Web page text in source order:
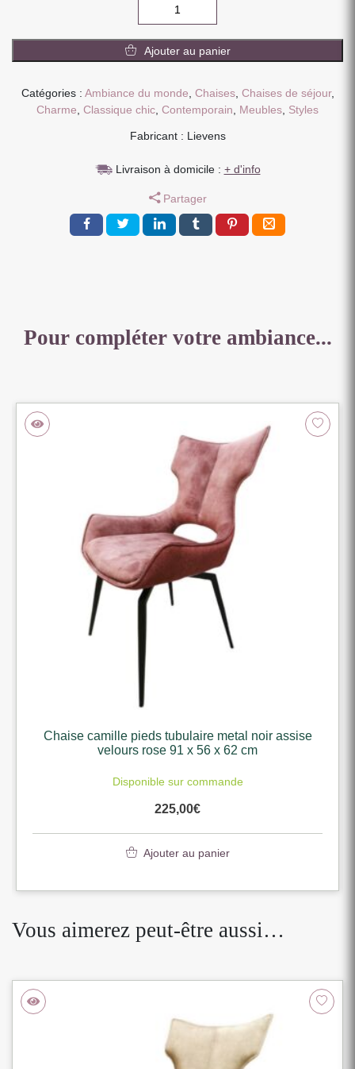
CAMILLE
NOIR
ASSISE
OCRE
56
X
Ajouter au panier
Catégories : Ambiance du monde Chaises, Chaises de séjour,
Charme Classique chic Contemporain Meubles Styles
Fabricant : Lievens
Livraison à domicile : + d'info
Partager
Pour compléter votre ambiance...
Chaise camille pieds tubulaire metal noir assise
velours vert 91 x 56 x 62 cm
En stock
225,00
Ajouter au panier
Vous aimerez peut-être aussi…